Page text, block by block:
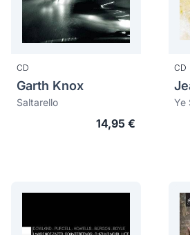
CD
Garth Knox
Saltarello
14,95 €
CD